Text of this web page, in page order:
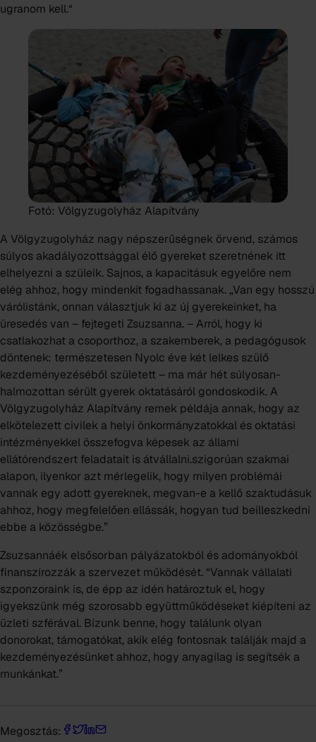
ugranom kell.“
Fotó: Völgyzugolyház Alapítvány
A Völgyzugolyház nagy népszerűségnek örvend, számos
súlyos akadályozottsággal élő gyereket szeretnének itt
elhelyezni a szüleik. Sajnos, a kapacitásuk egyelőre nem
elég ahhoz, hogy mindenkit fogadhassanak. „Van egy hosszú
várólistánk, onnan választjuk ki az új gyerekeinket, ha
üresedés van – fejtegeti Zsuzsanna. – Arról, hogy ki
csatlakozhat a csoporthoz, a szakemberek, a pedagógusok
döntenek: természetesen Nyolc éve két lelkes szülő
kezdeményezéséből született – ma már hét súlyosan-
halmozottan sérült gyerek oktatásáról gondoskodik. A
Völgyzugolyház Alapítvány remek példája annak, hogy az
elkötelezett civilek a helyi önkormányzatokkal és oktatási
intézményekkel összefogva képesek az állami
ellátórendszert feladatait is átvállalni.szigorúan szakmai
alapon, ilyenkor azt mérlegelik, hogy milyen problémái
vannak egy adott gyereknek, megvan-e a kellő szaktudásuk
ahhoz, hogy megfelelően ellássák, hogyan tud beilleszkedni
ebbe a közösségbe.”
Zsuzsannáék elsősorban pályázatokból és adományokból
finanszírozzák a szervezet működését. “Vannak vállalati
szponzoraink is, de épp az idén határoztuk el, hogy
igyekszünk még szorosabb együttműködéseket kiépíteni az
üzleti szférával. Bízunk benne, hogy találunk olyan
donorokat, támogatókat, akik elég fontosnak találják majd a
kezdeményezésünket ahhoz, hogy anyagilag is segítsék a
munkánkat.”
Megosztás: